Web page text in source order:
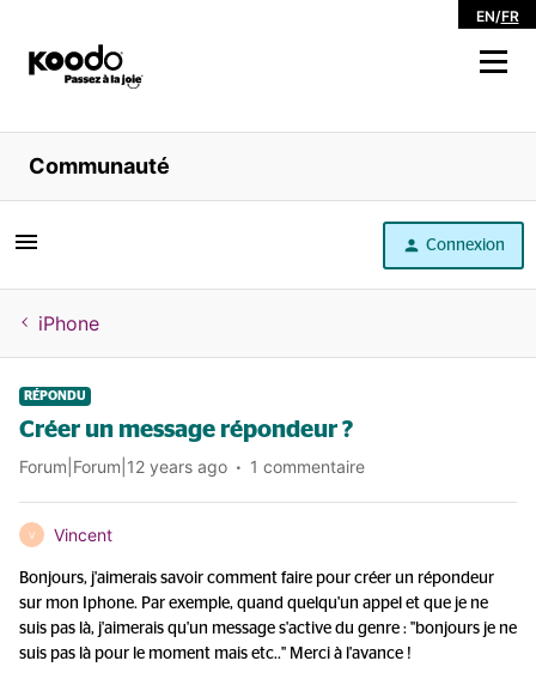
EN/FR
Magasiner
Libre service
Aide
Communauté
Connexion
iPhone
RÉPONDU
Créer un message répondeur ?
Forum|Forum|12 years ago 1 commentaire
V Vincent
Bonjours, j'aimerais savoir comment faire pour créer un répondeur
sur mon Iphone. Par exemple, quand quelqu'un appel et que je ne
suis pas là, j'aimerais qu'un message s'active du genre : ''bonjours je ne
suis pas là pour le moment mais etc..'' Merci à l'avance !